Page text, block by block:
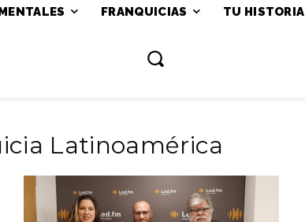
FRANQUICIAS TU HISTORIA
Latinoamérica